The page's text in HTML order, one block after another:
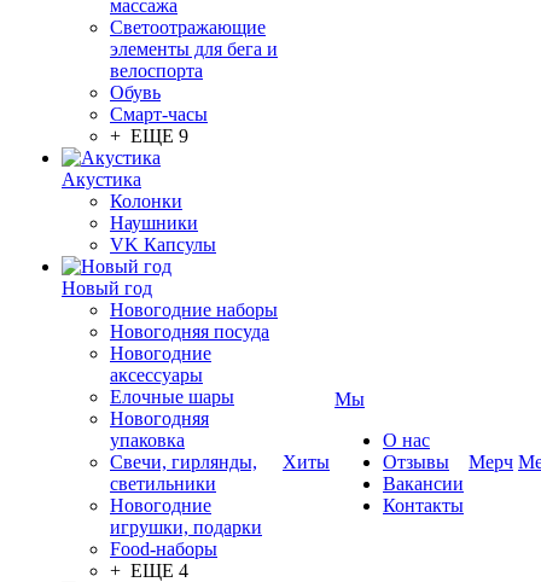
массажа
Светоотражающие
элементы для бега и
велоспорта
Обувь
Смарт-часы
+ ЕЩЕ 9
Акустика
Колонки
Наушники
VK Капсулы
Новый год
Новогодние наборы
Новогодняя посуда
Новогодние
аксессуары
Елочные шары
Новогодняя
упаковка
Свечи, гирлянды,
светильники
Новогодние
игрушки, подарки
Food-наборы
+ ЕЩЕ 4
Хиты
Мы
О нас
Отзывы
Вакансии
Контакты
Мерч